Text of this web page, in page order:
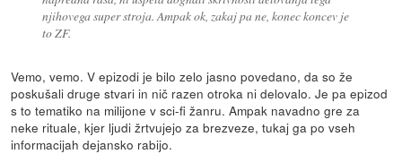
njihovega super stroja. Ampak ok, zakaj pa ne, konec koncev je
to ZF.
Vemo, vemo. V epizodi je bilo zelo jasno povedano, da so že
poskušali druge stvari in nič razen otroka ni delovalo. Je pa epizod
s to tematiko na milijone v sci-fi žanru. Ampak navadno gre za
neke rituale, kjer ljudi žrtvujejo za brezveze, tukaj ga po vseh
informacijah dejansko rabijo.